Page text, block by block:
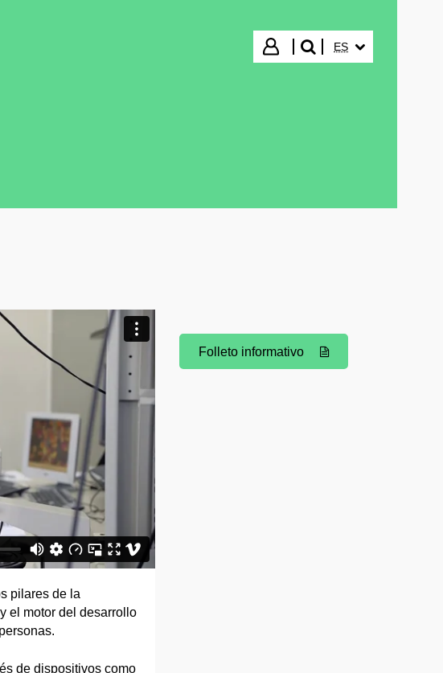
Iniciar sesión
buscar"
ES
pilares de la
el motor del desarrollo
de dispositivos como
(Abre una nueva ventana)
Folleto informativo